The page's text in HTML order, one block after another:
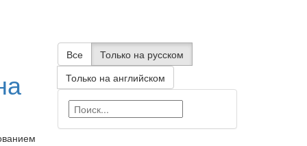
Все
Только на русском
Только на английском